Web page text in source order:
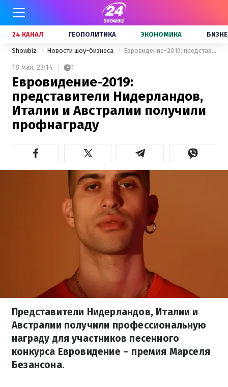
24 КАНАЛ ГЕОПОЛИТИКА ЭКОНОМИКА
Showbiz Новости шоу-бизнеса Евровидение-2019: представители Нидерландов, Италии и Австралии получили профнаграду
18 мая, 23:14 1
Евровидение-2019:
представители Нидерландов,
Италии и Австралии получили
профнаграду
Представители Нидерландов, Италии и
Австралии получили профессиональную
награду для участников песенного
конкурса Евровидение – премия Марселя
Безансона.